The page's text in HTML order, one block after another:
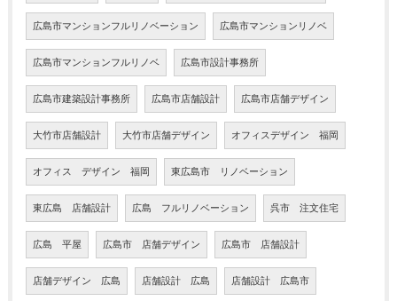
広島市マンションフルリノベーション 広島市マンションリノベ
広島市マンションフルリノベ 広島市設計事務所
広島市建築設計事務所 広島市店舗設計 広島市店舗デザイン
大竹市店舗設計 大竹市店舗デザイン オフィスデザイン 福岡
オフィス デザイン 福岡 東広島市 リノベーション
東広島 店舗設計 広島 フルリノベーション 呉市 注文住宅
広島 平屋 広島市 店舗デザイン 広島市 店舗設計
店舗デザイン 広島 店舗設計 広島 店舗設計 広島市